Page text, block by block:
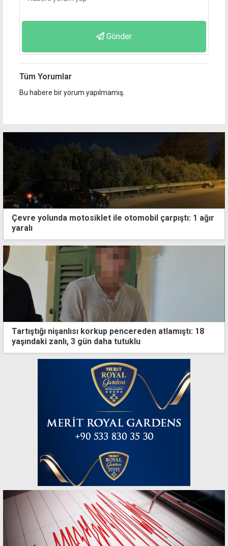
Gönder
Tüm Yorumlar
Bu habere bir yorum yapılmamış.
Çevre yolunda motosiklet ile otomobil çarpıştı: 1 ağır
yaralı
Tartıştığı nişanlısı korkup pencereden atlamıştı: 18
yaşındaki zanlı, 3 gün daha tutuklu